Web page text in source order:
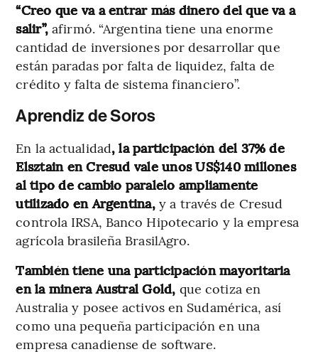
“Creo que va a entrar más dinero del que va a
salir”, afirmó. “Argentina tiene una enorme
cantidad de inversiones por desarrollar que
están paradas por falta de liquidez, falta de
crédito y falta de sistema financiero”.
Aprendiz de Soros
En la actualidad, la participación del 37% de
Elsztain en Cresud vale unos US$140 millones
al tipo de cambio paralelo ampliamente
utilizado en Argentina,y a través de Cresud
controla IRSA, Banco Hipotecario y la empresa
agrícola brasileña BrasilAgro.
También tiene una participación mayoritaria
en la minera Austral Gold, que cotiza en
Australia y posee activos en Sudamérica, así
como una pequeña participación en una
empresa canadiense de software.